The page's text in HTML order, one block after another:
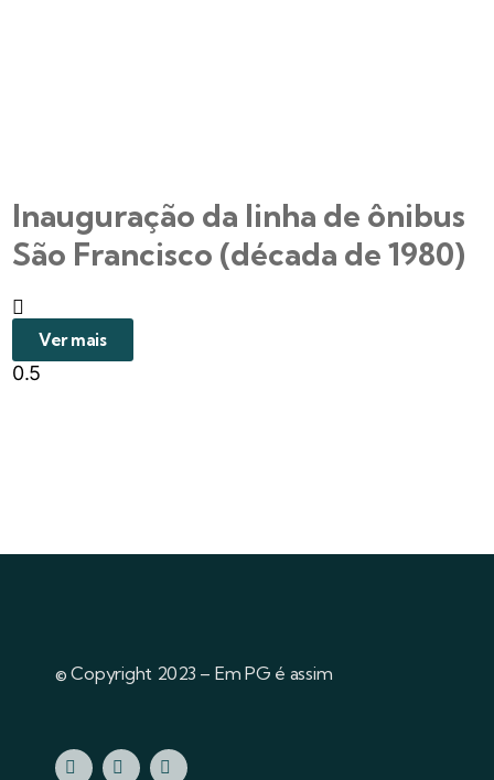
Inauguração da linha de ônibus
São Francisco (década de 1980)
Ver mais
© Copyright 2023 – Em PG é assim